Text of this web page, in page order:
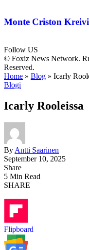
Monte Criston Kreivi
Follow US
© Foxiz News Network.
Reserved.
Home » Blog » Icarly
Blogi
Icarly Rooleissa
By Antti Saarinen
September 10, 2025
Share
5 Min Read
SHARE
Flipboard